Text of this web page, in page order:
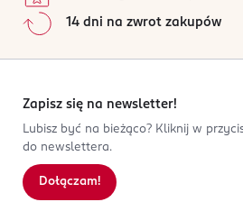
14 dni na zwrot zakupów
Zapisz się na newsletter!
Lubisz być na bieżąco? Kliknij w
do newslettera.
Dołączam!